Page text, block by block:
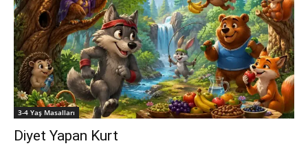
3-4 Yaş Masalları
Diyet Yapan Kurt